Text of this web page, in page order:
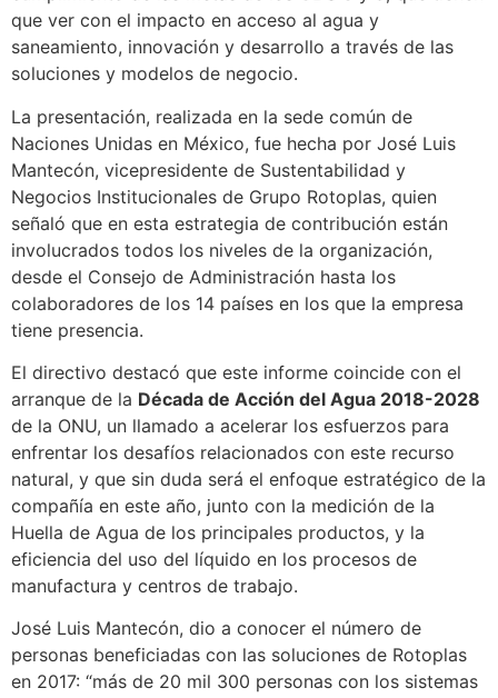
que ver con el impacto en acceso al agua y
saneamiento, innovación y desarrollo a través de las
soluciones y modelos de negocio.
La presentación, realizada en la sede común de
Naciones Unidas en México, fue hecha por José Luis
Mantecón, vicepresidente de Sustentabilidad y
Negocios Institucionales de Grupo Rotoplas, quien
señaló que en esta estrategia de contribución están
involucrados todos los niveles de la organización,
desde el Consejo de Administración hasta los
colaboradores de los 14 países en los que la empresa
tiene presencia.
El directivo destacó que este informe coincide con el
arranque de la Década de Acción del Agua 2018-2028
de la ONU, un llamado a acelerar los esfuerzos para
enfrentar los desafíos relacionados con este recurso
natural, y que sin duda será el enfoque estratégico de la
compañía en este año, junto con la medición de la
Huella de Agua de los principales productos, y la
eficiencia del uso del líquido en los procesos de
manufactura y centros de trabajo.
José Luis Mantecón, dio a conocer el número de
personas beneficiadas con las soluciones de Rotoplas
en 2017: “más de 20 mil 300 personas con los sistemas